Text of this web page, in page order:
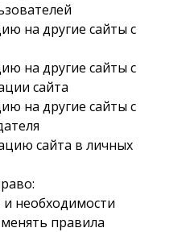
на другие сайты с
на другие сайты с
сайта
на другие сайты с
сайта в личных
необходимости
правила